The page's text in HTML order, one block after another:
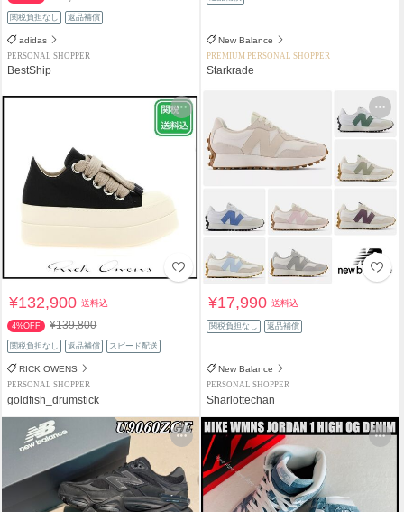
関税負担なし 返品補償
adidas
PERSONAL SHOPPER
BestShip
New Balance
PREMIUM PERSONAL SHOPPER
Starkrade
¥132,900送料込
4%OFF ¥139,800
関税負担なし 返品補償 スピード配送
RICK OWENS
PERSONAL SHOPPER
goldfish_drumstick
¥17,990送料込
関税負担なし 返品補償
New Balance
PERSONAL SHOPPER
Sharlottechan